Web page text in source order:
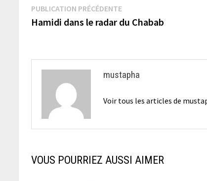
Navigation
de
PUBLICATION PRÉCÉDENTEPublication
précédente :
Hamidi dans le radar du Chabab
mustapha
Voir tous les articles de
VOUS POURRIEZ AUSSI AIMER